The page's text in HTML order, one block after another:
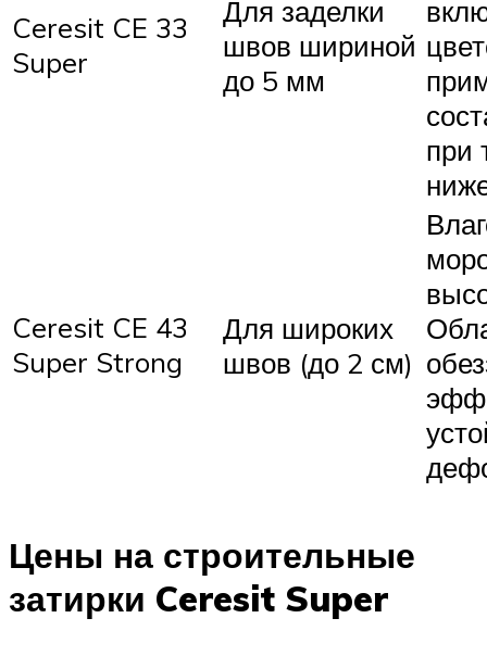
Ceresit CE 33
Super
Для заделки
швов шириной
до 5 мм
при
Ceresit CE 43
Super Strong
Для широких
швов (до 2 см)
Цены на строительные
затирки Ceresit Super